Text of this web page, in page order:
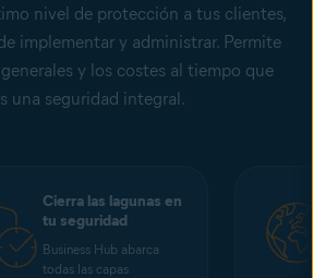
nivel de protección a tus clientes,
implementar y administrar. Permite
y los costes al tiempo que
una seguridad integral.
Cierra las lagunas en
tu seguridad
Business Hub abarca
todas las capas